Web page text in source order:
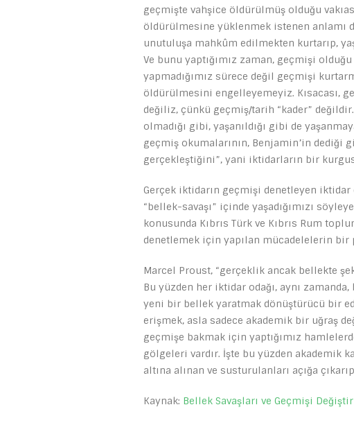
geçmişte vahşice öldürülmüş olduğu
öldürülmesine yüklenmek istenen anlamı
unutuluşa mahkûm edilmekten kurtarıp,
Ve bunu yaptığımız zaman, geçmişi
yapmadığımız sürece değil geçmişi
öldürülmesini engelleyemeyiz. Kısacası,
değiliz, çünkü geçmiş/tarih “kader”
olmadığı gibi, yaşanıldığı gibi de
geçmiş okumalarının, Benjamin’in dediği
gerçekleştiğini”, yani iktidarların bir
Gerçek iktidarın geçmişi denetleyen
“bellek-savaşı” içinde yaşadığımızı
konusunda Kıbrıs Türk ve Kıbrıs Rum
denetlemek için yapılan mücadelelerin
Marcel Proust, “gerçeklik ancak bellekte
Bu yüzden her iktidar odağı, aynı
yeni bir bellek yaratmak dönüştürücü bir
erişmek, asla sadece akademik bir uğraş
geçmişe bakmak için yaptığımız
gölgeleri vardır. İşte bu yüzden akademik
altına alınan ve susturulanları açığa
Kaynak: Bellek Savaşları ve Geçmişi